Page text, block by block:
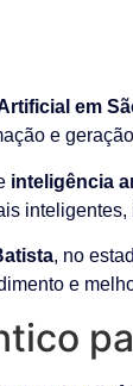
em
e
inteligência
, no
e